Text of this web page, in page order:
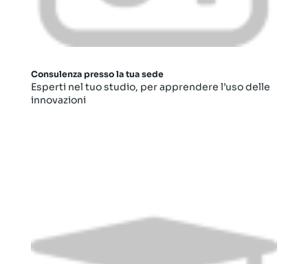
Consulenza presso la tua sede
Esperti nel tuo studio, per apprendere l’uso delle
innovazioni